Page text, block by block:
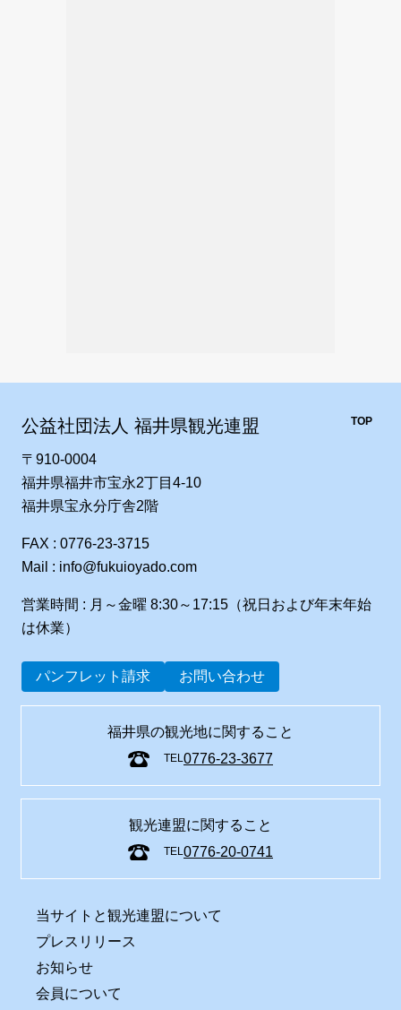
公益社団法人 福井県観光連盟
〒910-0004
福井県福井市宝永2丁目4-10
福井県宝永分庁舎2階
FAX : 0776-23-3715
Mail : info@fukuioyado.com
営業時間 : 月～金曜 8:30～17:15（祝日および年末年始
は休業）
パンフレット請求 お問い合わせ
福井県の観光地に関すること
TEL0776-23-3677
観光連盟に関すること
TEL0776-20-0741
当サイトと観光連盟について
プレスリリース
お知らせ
会員について
TOP